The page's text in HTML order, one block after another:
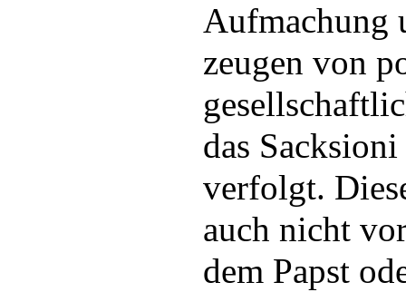
Aufmachung
zeugen von
das
verfolgt.
auch nicht
dem Papst